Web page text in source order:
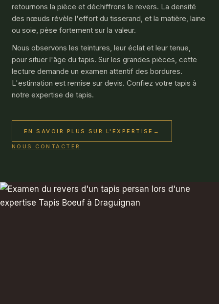
retournons la pièce et déchiffrons le revers. La densité
des nœuds révèle l'effort du tisserand, et la matière, laine
ou soie, pèse fortement sur la valeur.
Nous observons les teintures, leur éclat et leur tenue,
pour situer l'âge du tapis. Sur les grandes pièces, cette
lecture demande un examen attentif des bordures.
L'estimation est remise sur devis. Confiez votre tapis à
notre expertise de tapis.
EN SAVOIR PLUS SUR L'EXPERTISE →
NOUS CONTACTER